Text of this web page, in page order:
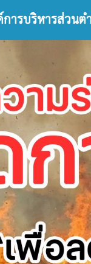
การบริหารส่วน